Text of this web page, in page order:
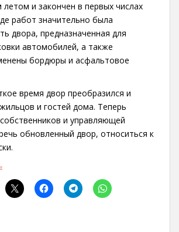
и закончен в первых числах
работ значительно была
двора, предназначенная для
автомобилей, а также
бордюры и асфальтовое
время двор преобразился и
и гостей дома. Теперь
и управляющей
обновленный двор, относиться к